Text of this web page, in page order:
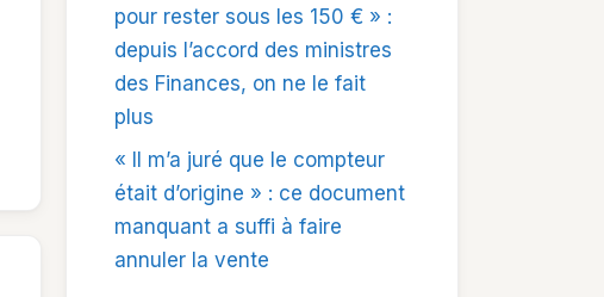
pour rester sous les 150 € » :
depuis l’accord des ministres
des Finances, on ne le fait
plus
« Il m’a juré que le compteur
était d’origine » : ce document
manquant a suffi à faire
annuler la vente